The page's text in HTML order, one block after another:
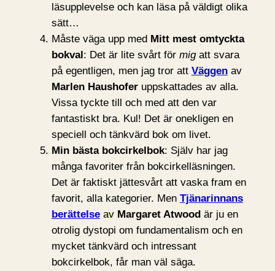
läsupplevelse och kan läsa på väldigt olika
sätt…
Måste väga upp med Mitt mest omtyckta
bokval: Det är lite svårt för migatt svara
på egentligen, men jag tror att Väggenav
Marlen Haushoferuppskattades av alla.
Vissa tyckte till och med att den var
fantastiskt bra. Kul! Det är onekligen en
speciell och tänkvärd bok om livet.
Min bästa bokcirkelbok: Själv har jag
många favoriter från bokcirkelläsningen.
Det är faktiskt jättesvårt att vaska fram en
favorit, alla kategorier. Men Tjänarinnans
berättelseav Margaret Atwoodär ju en
otrolig dystopi om fundamentalism och en
mycket tänkvärd och intressant
bokcirkelbok, får man väl säga.